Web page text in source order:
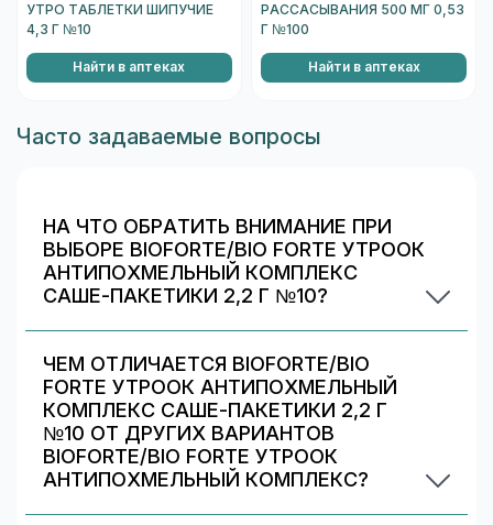
УТРО ТАБЛЕТКИ ШИПУЧИЕ
4,3 Г №10
Найти в аптеках
РАССАСЫВАНИЯ 500 МГ 0,53
Г №100
Найти в аптеках
Часто задаваемые вопросы
НА ЧТО ОБРАТИТЬ ВНИМАНИЕ ПРИ
ВЫБОРЕ BIOFORTE/BIO FORTE УТРООК
АНТИПОХМЕЛЬНЫЙ КОМПЛЕКС
САШЕ-ПАКЕТИКИ 2,2 Г №10?
Информация о составе указана на упаковке и в
карточке товара. При сомнениях
проконсультируйтесь со специалистом.
ЧЕМ ОТЛИЧАЕТСЯ BIOFORTE/BIO
FORTE УТРООК АНТИПОХМЕЛЬНЫЙ
КОМПЛЕКС САШЕ-ПАКЕТИКИ 2,2 Г
№10 ОТ ДРУГИХ ВАРИАНТОВ
BIOFORTE/BIO FORTE УТРООК
АНТИПОХМЕЛЬНЫЙ КОМПЛЕКС?